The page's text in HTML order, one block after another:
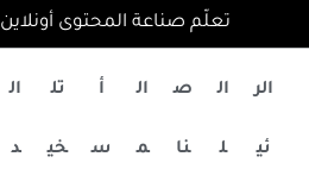
تعلّم صناعة المحتوى أونلاين
الر
ئي
ال
ل
ص
نا
ال
م
أ
س
تل
خي
ال
د